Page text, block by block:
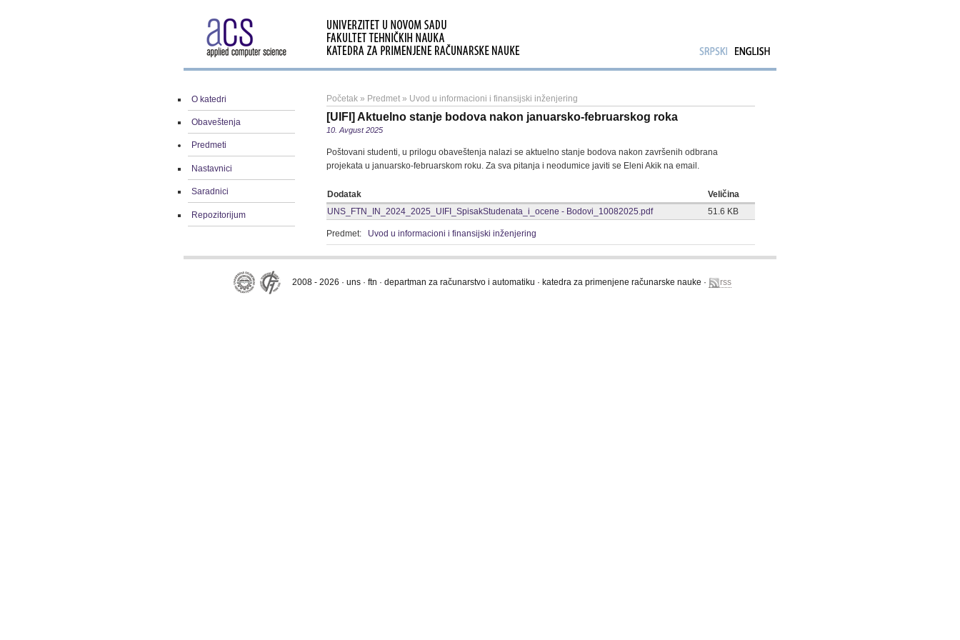
O katedri
Obaveštenja
Predmeti
Nastavnici
Saradnici
Repozitorijum
Početak » Predmet » Uvod u informacioni i finansijski inženjering
[UIFI] Aktuelno stanje bodova nakon januarsko-februarskog roka
10. Avgust 2025
Poštovani studenti, u prilogu obaveštenja nalazi se aktuelno stanje bodova nakon završenih odbrana
projekata u januarsko-februarskom roku. Za sva pitanja i neodumice javiti se Eleni Akik na email.
Dodatak
Veličina
UNS_FTN_IN_2024_2025_UIFI_SpisakStudenata_i_ocene - Bodovi_10082025.pdf
51.6 KB
Predmet: Uvod u informacioni i finansijski inženjering
2008 - 2026 · uns · ftn · departman za računarstvo i automatiku · katedra za primenjene računarske nauke · rss